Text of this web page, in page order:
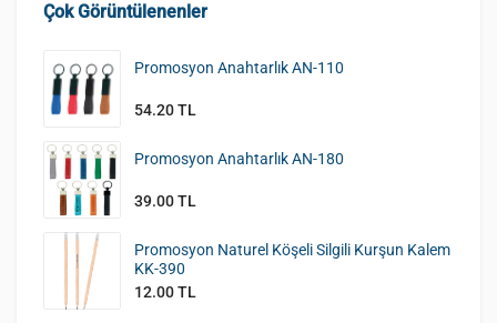
Çok Görüntülenenler
Promosyon Anahtarlık AN-110
54.20 TL
Promosyon Anahtarlık AN-180
39.00 TL
Promosyon Naturel Köşeli Silgili Kurşun Kalem
KK-390
12.00 TL